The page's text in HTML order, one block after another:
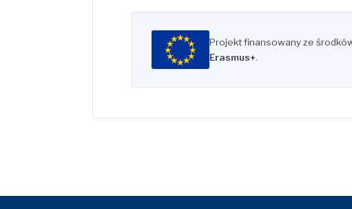
★★★
★
★
★
★
★
★
★
★★
Projekt finansowany ze
Erasmus+.